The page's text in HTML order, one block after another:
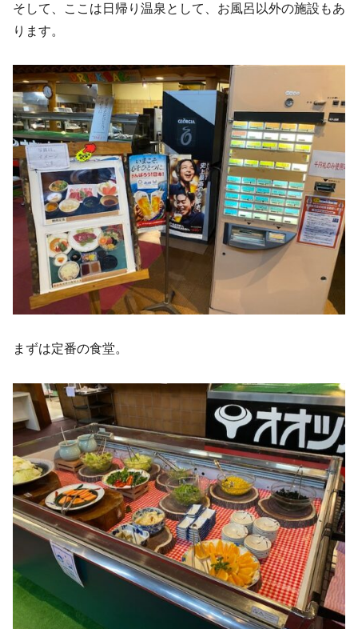
そして、ここは日帰り温泉として、お風呂以外の施設もあ
ります。
まずは定番の食堂。